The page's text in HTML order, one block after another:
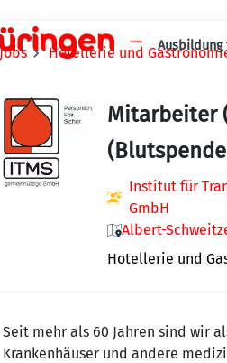
Ausbildung
Jobs Hotellerie und
Mitarbeiter
Institut für
GmbH
Albert-
Hotellerie und
Seit mehr als 60 Jahren sind wir
Krankenhäuser und andere